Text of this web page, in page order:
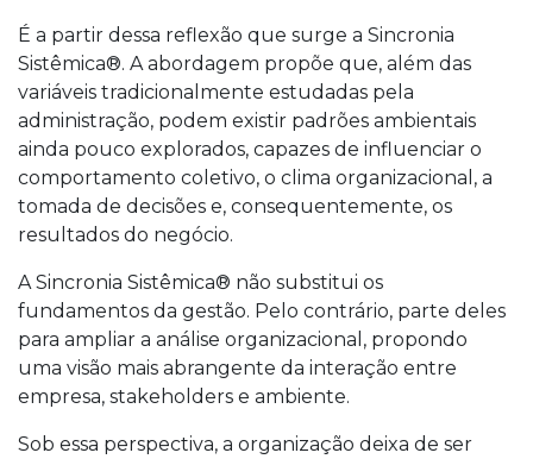
É a partir dessa reflexão que surge a Sincronia
Sistêmica®. A abordagem propõe que, além das
variáveis tradicionalmente estudadas pela
administração, podem existir padrões ambientais
ainda pouco explorados, capazes de influenciar o
comportamento coletivo, o clima organizacional, a
tomada de decisões e, consequentemente, os
resultados do negócio.
A Sincronia Sistêmica® não substitui os
fundamentos da gestão. Pelo contrário, parte deles
para ampliar a análise organizacional, propondo
uma visão mais abrangente da interação entre
empresa, stakeholders e ambiente.
Sob essa perspectiva, a organização deixa de ser